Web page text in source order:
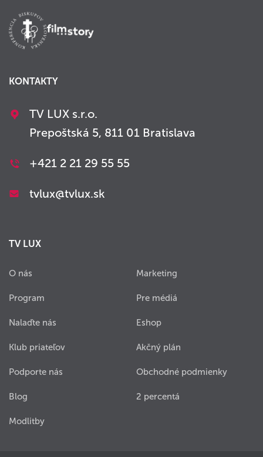
KONTAKTY
TV LUX s.r.o.
Prepoštská 5, 811 01 Bratislava
+421 2 21 29 55 55
tvlux@tvlux.sk
TV LUX
O nás
Program
Nalaďte nás
Klub priateľov
Podporte nás
Blog
Modlitby
Marketing
Pre médiá
Eshop
Akčný plán
Obchodné podmienky
2 percentá